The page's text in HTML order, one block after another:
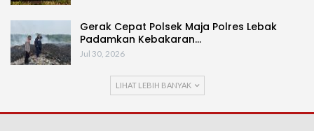
Gerak Cepat Polsek Maja Polres Lebak
Padamkan Kebakaran…
Jul 30, 2026
LIHAT LEBIH BANYAK